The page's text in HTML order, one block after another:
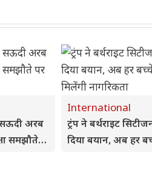
सऊदी अरब
समझौते
International
ट्रंप ने बर्थराइट
दिया बयान, अब हर